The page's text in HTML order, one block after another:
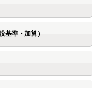
基準・加算）